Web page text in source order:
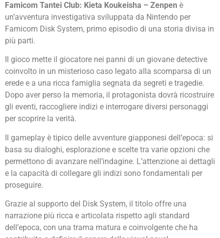
Famicom Tantei Club: Kieta Koukeisha – Zenpen è
un’avventura investigativa sviluppata da Nintendo per
Famicom Disk System, primo episodio di una storia divisa in
più parti.
Il gioco mette il giocatore nei panni di un giovane detective
coinvolto in un misterioso caso legato alla scomparsa di un
erede e a una ricca famiglia segnata da segreti e tragedie.
Dopo aver perso la memoria, il protagonista dovrà ricostruire
gli eventi, raccogliere indizi e interrogare diversi personaggi
per scoprire la verità.
Il gameplay è tipico delle avventure giapponesi dell’epoca: si
basa su dialoghi, esplorazione e scelte tra varie opzioni che
permettono di avanzare nell’indagine. L’attenzione ai dettagli
e la capacità di collegare gli indizi sono fondamentali per
proseguire.
Grazie al supporto del Disk System, il titolo offre una
narrazione più ricca e articolata rispetto agli standard
dell’epoca, con una trama matura e coinvolgente che ha